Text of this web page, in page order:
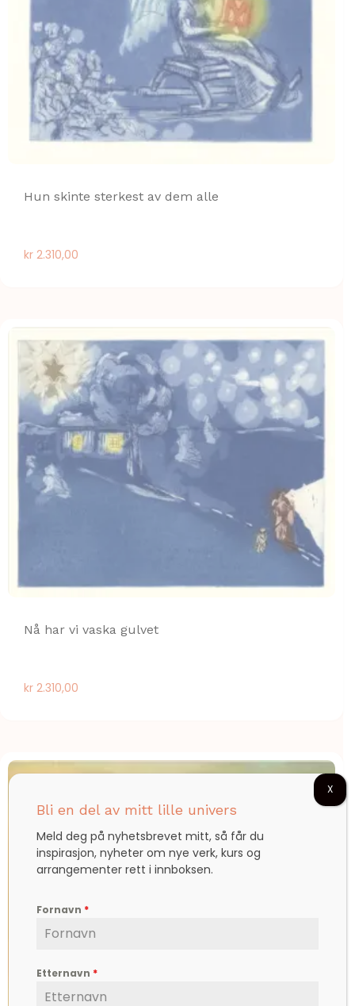
Hun skinte sterkest av dem alle
kr 2.310,00
Nå har vi vaska gulvet
kr 2.310,00
Bli en del av mitt lille univers
Meld deg på nyhetsbrevet mitt, så får du
inspirasjon, nyheter om nye verk, kurs og
arrangementer rett i innboksen.
Fornavn *
Etternavn *
X